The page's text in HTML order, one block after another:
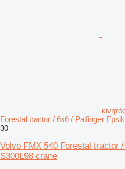
Forestal tractor / 6x6 / Palfinger
30
Volvo FMX 540 Forestal tractor
S300L98 crane